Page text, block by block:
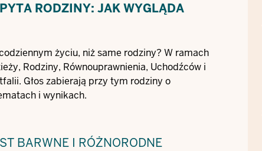
RODZINY: JAK WYGLĄDA
życiu, niż same rodziny? W ramach
Rodziny, Równouprawnienia, Uchodźców i
Głos zabierają przy tym rodziny o
i wynikach.
BARWNE I RÓŻNORODNE